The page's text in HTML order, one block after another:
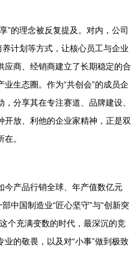
”的理念被反复提及。对内，公司
计划等方式，让核心员工与企业
应商、经销商建立了长期稳定的合
生态圈。作为“共创会”的成员企
分享其在专注赛道、品牌建设、
放、利他的企业家精神，正是双
。
今产品行销全球、年产值数亿元
中国制造业“匠心坚守”与“创新突
个充满变数的时代，最深沉的竞
的敬畏，以及对“小事”做到极致